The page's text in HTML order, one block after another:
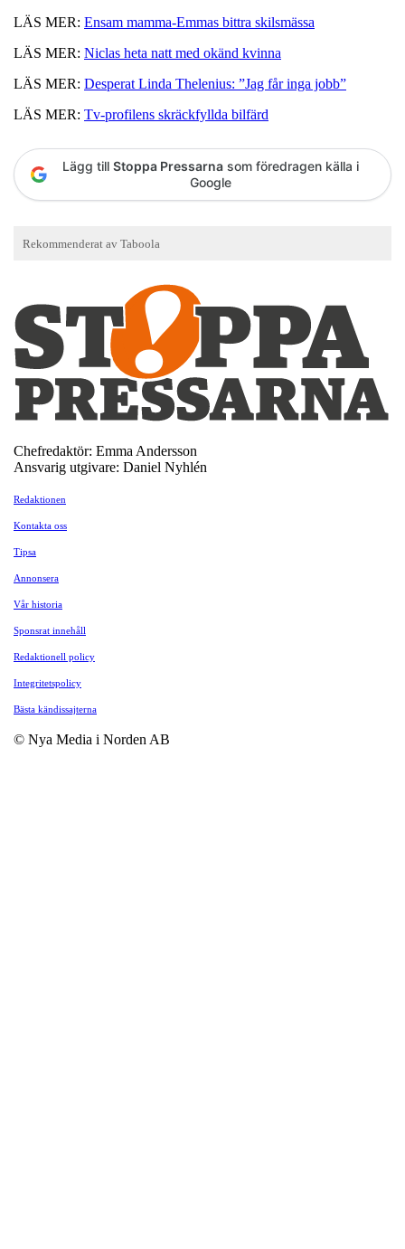
LÄS MER: Ensam mamma-Emmas bittra skilsmässa
LÄS MER: Niclas heta natt med okänd kvinna
LÄS MER: Desperat Linda Thelenius: ”Jag får inga jobb”
LÄS MER: Tv-profilens skräckfyllda bilfärd
Lägg till Stoppa Pressarna som föredragen källa i
Google
Chefredaktör: Emma Andersson
Ansvarig utgivare: Daniel Nyhlén
Redaktionen
Kontakta oss
Tipsa
Annonsera
Vår historia
Sponsrat innehåll
Redaktionell policy
Integritetspolicy
Bästa kändissajterna
© Nya Media i Norden AB